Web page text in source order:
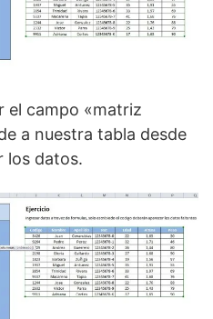
el campo «matriz
a nuestra tabla desde
los datos.